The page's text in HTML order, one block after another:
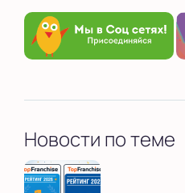
Новости по теме